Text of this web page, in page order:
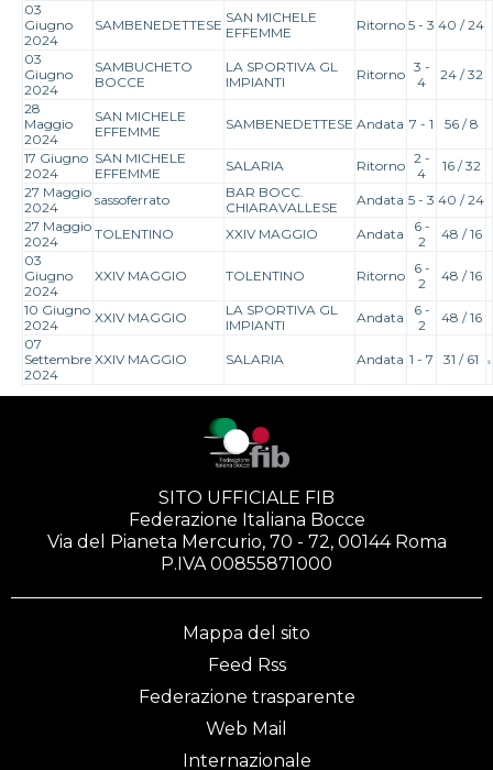
03
Giugno
2024
SAMBENEDETTESE SAN MICHELE
EFFEMME
Ritorno 5 - 3 40 / 24
03
Giugno
2024
SAMBUCHETO
BOCCE
LA SPORTIVA GL
IMPIANTI
Ritorno 3 -
4
24 / 32
28
Maggio
2024
SAN MICHELE
EFFEMME
SAMBENEDETTESE Andata 7 - 1 56 / 8
17 Giugno
2024
SAN MICHELE
EFFEMME
SALARIA Ritorno 2 -
4
16 / 32
27 Maggio
2024
sassoferrato
BAR BOCC.
CHIARAVALLESE
Andata 5 - 3 40 / 24
27 Maggio
2024
TOLENTINO XXIV MAGGIO Andata
6 -
2
48 / 16
03
Giugno
2024
XXIV MAGGIO TOLENTINO Ritorno 6 -
2
48 / 16
10 Giugno
2024
XXIV MAGGIO
LA SPORTIVA GL
IMPIANTI
Andata
6 -
2
48 / 16
07
Settembre
2024
XXIV MAGGIO SALARIA Andata 1 - 7 31 / 61
SITO UFFICIALE FIB
Federazione Italiana Bocce
Via del Pianeta Mercurio, 70 - 72, 00144 Roma
P.IVA 00855871000
Mappa del sito
Feed Rss
Federazione trasparente
Web Mail
Internazionale